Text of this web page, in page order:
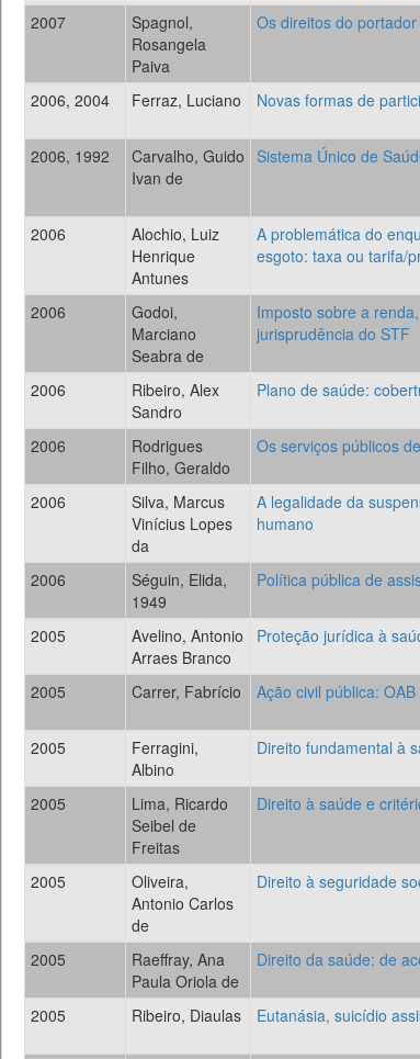
2007
Spagnol,
Rosangela
Paiva
Os direitos do
2006, 2004 Ferraz, Luciano Novas formas de
2006, 1992
Carvalho, Guido
Ivan de
Sistema Único de
2006
Alochio, Luiz
Henrique
Antunes
A problemática do
esgoto: taxa ou tarifa/
2006
Godoi,
Marciano
Seabra de
Imposto sobre a
jurisprudência do STF
2006
Ribeiro, Alex
Sandro
Plano de saúde:
2006
Rodrigues
Filho, Geraldo
Os serviços públicos
2006
Silva, Marcus
Vinícius Lopes
da
A legalidade da
humano
2006
Séguin, Elida,
1949
Política pública de
2005
Avelino, Antonio
Arraes Branco
Proteção jurídica à
2005
Carrer, Fabrício Ação civil pública:
2005
Ferragini,
Albino
Direito fundamental à
2005
Lima, Ricardo
Seibel de
Freitas
Direito à saúde e
2005
Oliveira,
Antonio Carlos
de
Direito à seguridade
2005
Raeffray, Ana
Paula Oriola de
Direito da saúde: de
2005 Ribeiro, Diaulas Eutanásia, suicídio